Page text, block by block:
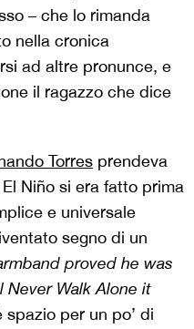
– che lo rimanda
nella cronica
ad altre pronunce, e
il ragazzo che dice
Torres prendeva
Niño si era fatto prima
e universale
segno di un
proved he was
Never Walk Alone it
spazio per un po’ di